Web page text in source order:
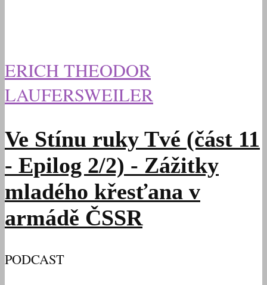
ERICH THEODOR
LAUFERSWEILER
Ve Stínu ruky Tvé (část 11
- Epilog 2/2) - Zážitky
mladého křesťana v
armádě ČSSR
PODCAST